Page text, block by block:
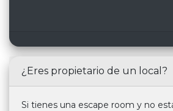
¿Eres propietario de un local?
Si tienes una escape room y no